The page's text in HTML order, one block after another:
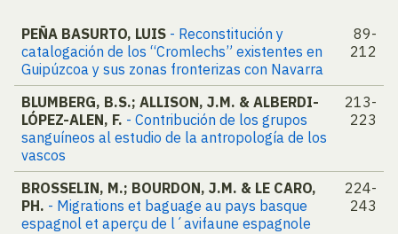
PEÑA BASURTO, LUIS - Reconstitución y
catalogación de los “Cromlechs” existentes en
Guipúzcoa y sus zonas fronterizas con Navarra
89-
212
BLUMBERG, B.S.; ALLISON, J.M. & ALBERDI-
LÓPEZ-ALEN, F. - Contribución de los grupos
sanguíneos al estudio de la antropología de los
vascos
213-
223
BROSSELIN, M.; BOURDON, J.M. & LE CARO,
PH. - Migrations et baguage au pays basque
espagnol et aperçu de l´avifaune espagnole
224-
243